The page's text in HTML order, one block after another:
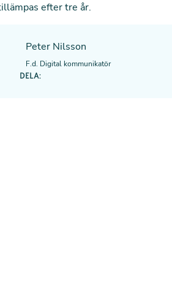
efter tre år.
Peter Nilsson
F.d. Digital kommunikatör
DELA: